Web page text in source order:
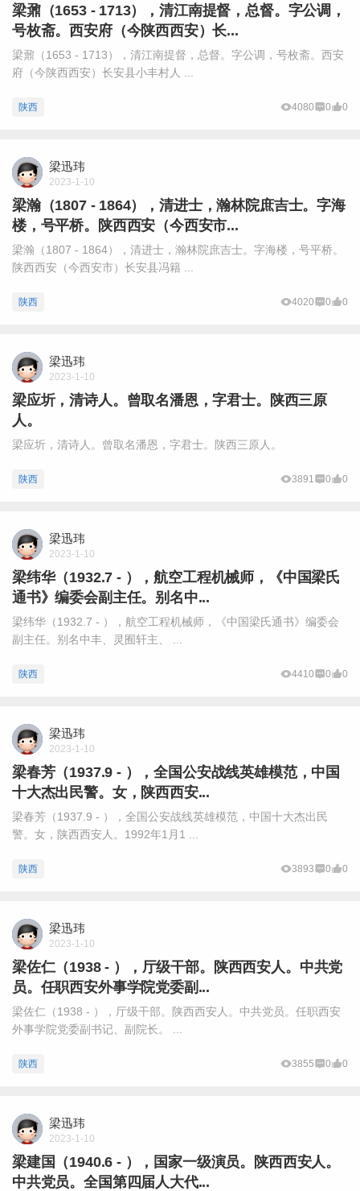
梁鼐（1653 - 1713），清江南提督，总督。字公调，
号枚斋。西安府（今陕西西安）长...
梁鼐（1653 - 1713），清江南提督，总督。字公调，号枚斋。西安
府（今陕西西安）长安县小丰村人 ...
陕西 4080 0 0
梁迅玮
2023-1-10
梁瀚（1807 - 1864），清进士，瀚林院庶吉士。字海
楼，号平桥。陕西西安（今西安市...
梁瀚（1807 - 1864），清进士，瀚林院庶吉士。字海楼，号平桥。
陕西西安（今西安市）长安县冯籍 ...
陕西 4020 0 0
梁迅玮
2023-1-10
梁应圻，清诗人。曾取名潘恩，字君士。陕西三原
人。
梁应圻，清诗人。曾取名潘恩，字君士。陕西三原人。
陕西 3891 0 0
梁迅玮
2023-1-10
梁纬华（1932.7 - ），航空工程机械师，《中国梁氏
通书》编委会副主任。别名中...
梁纬华（1932.7 - ），航空工程机械师，《中国梁氏通书》编委会
副主任。别名中丰、灵囿轩主、 ...
陕西 4410 0 0
梁迅玮
2023-1-10
梁春芳（1937.9 - ），全国公安战线英雄模范，中国
十大杰出民警。女，陕西西安...
梁春芳（1937.9 - ），全国公安战线英雄模范，中国十大杰出民
警。女，陕西西安人。1992年1月1 ...
陕西 3893 0 0
梁迅玮
2023-1-10
梁佐仁（1938 - ），厅级干部。陕西西安人。中共党
员。任职西安外事学院党委副...
梁佐仁（1938 - ），厅级干部。陕西西安人。中共党员。任职西安
外事学院党委副书记、副院长。 ...
陕西 3855 0 0
梁迅玮
2023-1-10
梁建国（1940.6 - ），国家一级演员。陕西西安人。
中共党员。全国第四届人大代...